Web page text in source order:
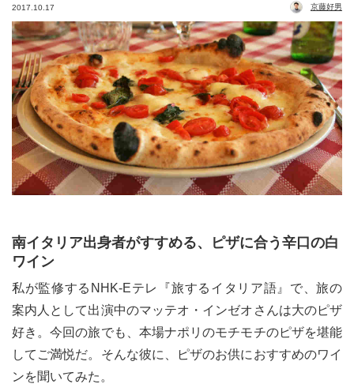
2017.10.17 京藤好男
南イタリア出身者がすすめる、ピザに合う辛口の白
ワイン
私が監修するNHK-Eテレ『旅するイタリア語』で、旅の
案内人として出演中のマッテオ・インゼオさんは大のピザ
好き。今回の旅でも、本場ナポリのモチモチのピザを堪能
してご満悦だ。そんな彼に、ピザのお供におすすめのワイ
ンを聞いてみた。